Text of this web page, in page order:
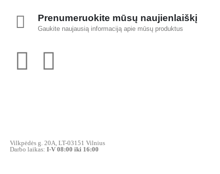
Prenumeruokite mūsų naujienlaiškį
Gaukite naujausią informaciją apie mūsų produktus
Vilkpėdės g. 20A, LT-03151 Vilnius
Darbo laikas: I-V 08:00 iki 16:00